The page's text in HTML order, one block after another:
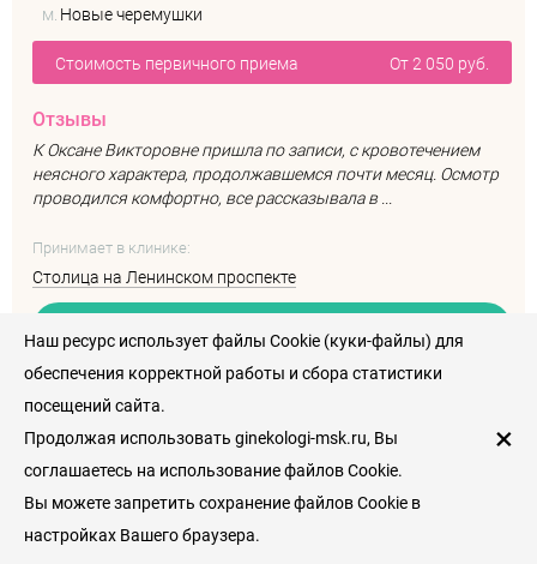
м. Новые черемушки
Стоимость первичного приема От 2 050 руб.
Отзывы
К Оксане Викторовне пришла по записи, с кровотечением
неясного характера, продолжавшемся почти месяц. Осмотр
проводился комфортно, все рассказывала в ...
Принимает в клинике:
Столица на Ленинском проспекте
+7 (495) 152-77-66
Работаетс до
Наш ресурс использует файлы Cookie (куки-файлы) для
обеспечения корректной работы и сбора статистики
посещений сайта.
Продолжая использовать ginekologi-msk.ru, Вы
соглашаетесь на использование файлов Cookie.
Вы можете запретить сохранение файлов Cookie в
настройках Вашего браузера.
×